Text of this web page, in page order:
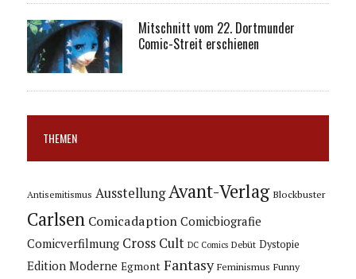
Mitschnitt vom 22. Dortmunder
Comic-Streit erschienen
THEMEN
Antisemitismus Ausstellung Avant-Verlag Blockbuster
Carlsen Comicadaption Comicbiografie
Comicverfilmung Cross Cult DC Comics Debüt Dystopie
Edition Moderne Egmont Fantasy Feminismus Funny